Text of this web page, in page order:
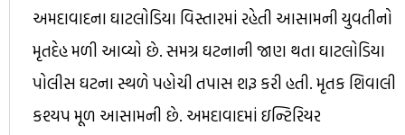
અમદાવાદના ઘાટલોડિયા વિસ્તારમાં રહેતી આસામની યુવતીનો
મૃતદેહ મળી આવ્યો છે. સમગ્ર ઘટનાની જાણ થતા ઘાટલોડિયા
પોલીસ ઘટના સ્થળે પહોચી તપાસ શરૂ કરી હતી. મૃતક શિવાલી
કશ્યપ મૂળ આસામની છે. અમદાવાદમાં ઇન્ટિરિયર